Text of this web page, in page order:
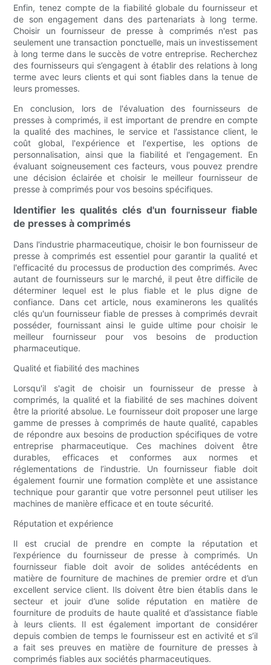
Enfin, tenez compte de la fiabilité globale du fournisseur et
de son engagement dans des partenariats à long terme.
Choisir un fournisseur de presse à comprimés n'est pas
seulement une transaction ponctuelle, mais un investissement
à long terme dans le succès de votre entreprise. Recherchez
des fournisseurs qui s’engagent à établir des relations à long
terme avec leurs clients et qui sont fiables dans la tenue de
leurs promesses.
En conclusion, lors de l'évaluation des fournisseurs de
presses à comprimés, il est important de prendre en compte
la qualité des machines, le service et l'assistance client, le
coût global, l'expérience et l'expertise, les options de
personnalisation, ainsi que la fiabilité et l'engagement. En
évaluant soigneusement ces facteurs, vous pouvez prendre
une décision éclairée et choisir le meilleur fournisseur de
presse à comprimés pour vos besoins spécifiques.
Identifier les qualités clés d'un fournisseur fiable
de presses à comprimés
Dans l'industrie pharmaceutique, choisir le bon fournisseur de
presse à comprimés est essentiel pour garantir la qualité et
l'efficacité du processus de production des comprimés. Avec
autant de fournisseurs sur le marché, il peut être difficile de
déterminer lequel est le plus fiable et le plus digne de
confiance. Dans cet article, nous examinerons les qualités
clés qu'un fournisseur fiable de presses à comprimés devrait
posséder, fournissant ainsi le guide ultime pour choisir le
meilleur fournisseur pour vos besoins de production
pharmaceutique.
Qualité et fiabilité des machines
Lorsqu'il s'agit de choisir un fournisseur de presse à
comprimés, la qualité et la fiabilité de ses machines doivent
être la priorité absolue. Le fournisseur doit proposer une large
gamme de presses à comprimés de haute qualité, capables
de répondre aux besoins de production spécifiques de votre
entreprise pharmaceutique. Ces machines doivent être
durables, efficaces et conformes aux normes et
réglementations de l’industrie. Un fournisseur fiable doit
également fournir une formation complète et une assistance
technique pour garantir que votre personnel peut utiliser les
machines de manière efficace et en toute sécurité.
Réputation et expérience
Il est crucial de prendre en compte la réputation et
l’expérience du fournisseur de presse à comprimés. Un
fournisseur fiable doit avoir de solides antécédents en
matière de fourniture de machines de premier ordre et d’un
excellent service client. Ils doivent être bien établis dans le
secteur et jouir d’une solide réputation en matière de
fourniture de produits de haute qualité et d’assistance fiable
à leurs clients. Il est également important de considérer
depuis combien de temps le fournisseur est en activité et s’il
a fait ses preuves en matière de fourniture de presses à
comprimés fiables aux sociétés pharmaceutiques.